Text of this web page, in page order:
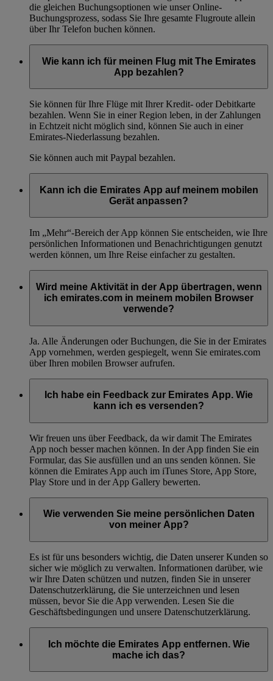
die gleichen Buchungsoptionen wie unser Online-
Buchungsprozess, sodass Sie Ihre gesamte Flugroute allein
über Ihr Telefon buchen können.
Wie kann ich für meinen Flug mit The Emirates
App bezahlen?
Sie können für Ihre Flüge mit Ihrer Kredit- oder Debitkarte
bezahlen. Wenn Sie in einer Region leben, in der Zahlungen
in Echtzeit nicht möglich sind, können Sie auch in einer
Emirates-Niederlassung bezahlen.
Sie können auch mit Paypal bezahlen.
Kann ich die Emirates App auf meinem mobilen
Gerät anpassen?
Im „Mehr“-Bereich der App können Sie entscheiden, wie Ihre
persönlichen Informationen und Benachrichtigungen genutzt
werden können, um Ihre Reise einfacher zu gestalten.
Wird meine Aktivität in der App übertragen, wenn
ich emirates.com in meinem mobilen Browser
verwende?
Ja. Alle Änderungen oder Buchungen, die Sie in der Emirates
App vornehmen, werden gespiegelt, wenn Sie emirates.com
über Ihren mobilen Browser aufrufen.
Ich habe ein Feedback zur Emirates App. Wie
kann ich es versenden?
Wir freuen uns über Feedback, da wir damit The Emirates
App noch besser machen können. In der App finden Sie ein
Formular, das Sie ausfüllen und an uns senden können. Sie
können die Emirates App auch im iTunes Store, App Store,
Play Store und in der App Gallery bewerten.
Wie verwenden Sie meine persönlichen Daten
von meiner App?
Es ist für uns besonders wichtig, die Daten unserer Kunden so
sicher wie möglich zu verwalten. Informationen darüber, wie
wir Ihre Daten schützen und nutzen, finden Sie in unserer
Datenschutzerklärung, die Sie unterzeichnen und lesen
müssen, bevor Sie die App verwenden. Lesen Sie die
Geschäftsbedingungen und unsere Datenschutzerklärung.
Ich möchte die Emirates App entfernen. Wie
mache ich das?